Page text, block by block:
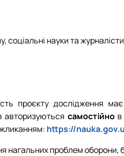
соціальні науки та
проєкту дослідження
авторизуються самостійнов
https://
проблем оборони,